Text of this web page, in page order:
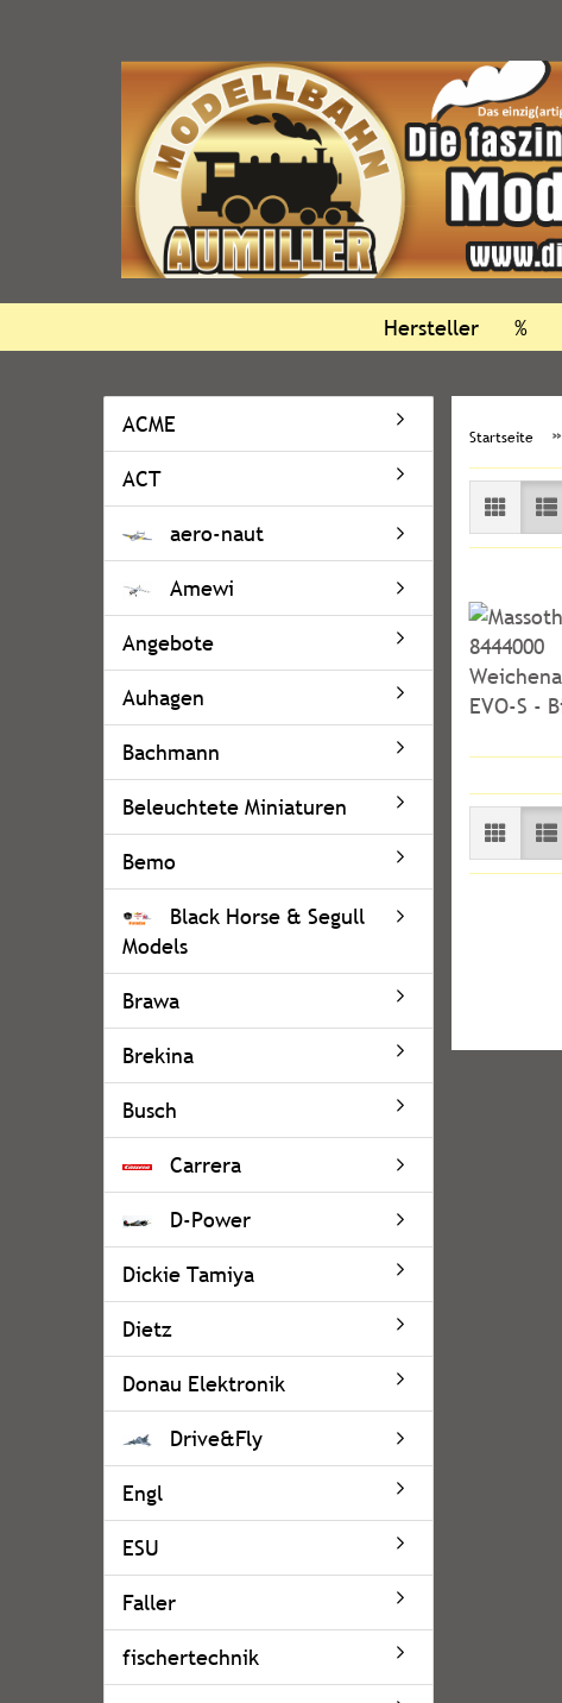
Hersteller %
Startseite »
ACME
ACT
aero-naut
Amewi
Angebote
Auhagen
Bachmann
Beleuchtete Miniaturen
Bemo
Black Horse & Segull
Models
Brawa
Brekina
Busch
Carrera
D-Power
Dickie Tamiya
Dietz
Donau Elektronik
Drive&Fly
Engl
ESU
Faller
fischertechnik